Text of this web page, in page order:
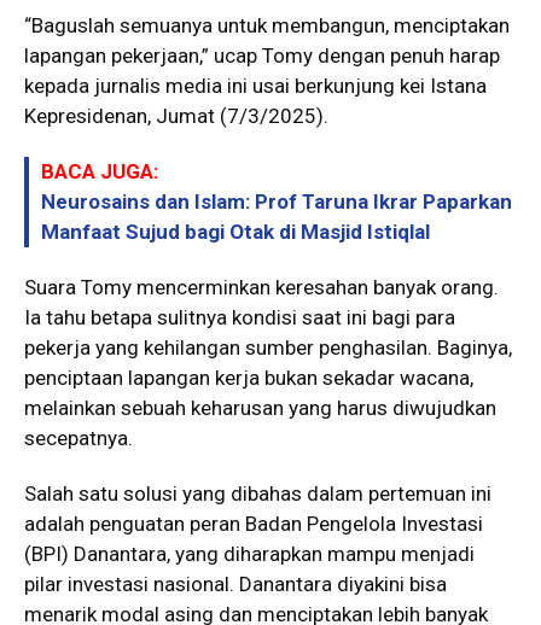
“Baguslah semuanya untuk membangun, menciptakan
lapangan pekerjaan,” ucap Tomy dengan penuh harap
kepada jurnalis media ini usai berkunjung kei Istana
Kepresidenan, Jumat (7/3/2025).
BACA JUGA:
Neurosains dan Islam: Prof Taruna Ikrar Paparkan
Manfaat Sujud bagi Otak di Masjid Istiqlal
Suara Tomy mencerminkan keresahan banyak orang.
Ia tahu betapa sulitnya kondisi saat ini bagi para
pekerja yang kehilangan sumber penghasilan. Baginya,
penciptaan lapangan kerja bukan sekadar wacana,
melainkan sebuah keharusan yang harus diwujudkan
secepatnya.
Salah satu solusi yang dibahas dalam pertemuan ini
adalah penguatan peran Badan Pengelola Investasi
(BPI) Danantara, yang diharapkan mampu menjadi
pilar investasi nasional. Danantara diyakini bisa
menarik modal asing dan menciptakan lebih banyak